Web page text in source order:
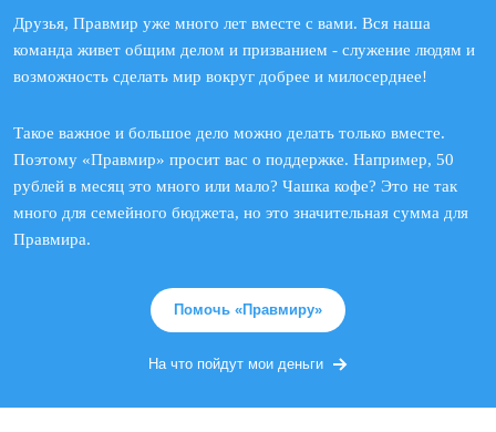
Друзья, Правмир уже много лет вместе с вами. Вся наша
команда живет общим делом и призванием - служение людям и
возможность сделать мир вокруг добрее и милосерднее!
Такое важное и большое дело можно делать только вместе.
Поэтому «Правмир» просит вас о поддержке. Например, 50
рублей в месяц это много или мало? Чашка кофе? Это не так
много для семейного бюджета, но это значительная сумма для
Правмира.
Помочь «Правмиру»
На что пойдут мои деньги